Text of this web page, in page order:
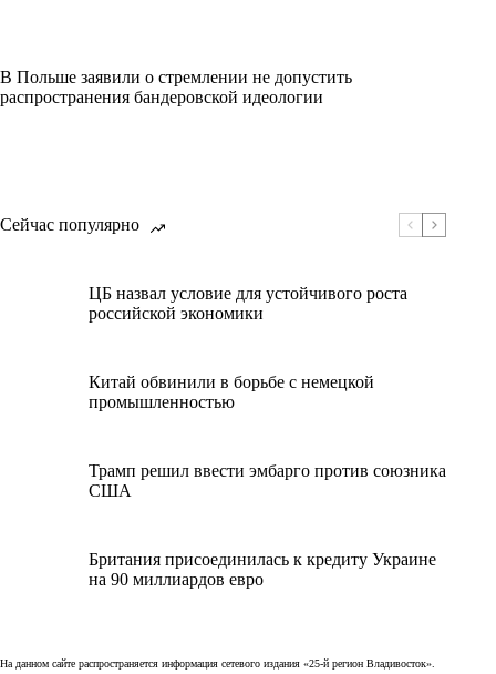
В Польше заявили о стремлении не допустить
распространения бандеровской идеологии
Сейчас популярно
ЦБ назвал условие для устойчивого роста
российской экономики
Китай обвинили в борьбе с немецкой
промышленностью
Трамп решил ввести эмбарго против союзника
США
Британия присоединилась к кредиту Украине
на 90 миллиардов евро
На данном сайте распространяется информация сетевого издания «25-й регион Владивосток».